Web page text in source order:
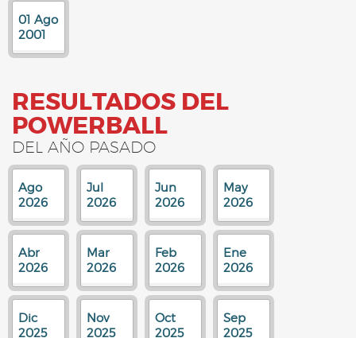
01 Ago
2001
RESULTADOS DEL
POWERBALL
DEL AÑO PASADO
Ago
2026
Jul
2026
Jun
2026
May
2026
Abr
2026
Mar
2026
Feb
2026
Ene
2026
Dic
2025
Nov
2025
Oct
2025
Sep
2025